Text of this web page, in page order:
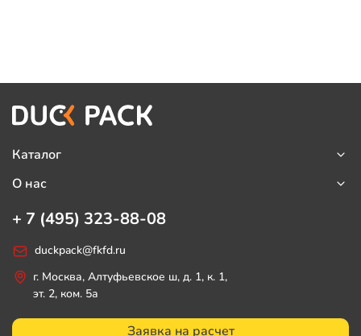
Каталог
О нас
+ 7 (495) 323-88-08
duckpack@fkfd.ru
г. Москва, Алтуфьевское ш, д. 1, к. 1,
эт. 2, ком. 5а
Заявка на расчет